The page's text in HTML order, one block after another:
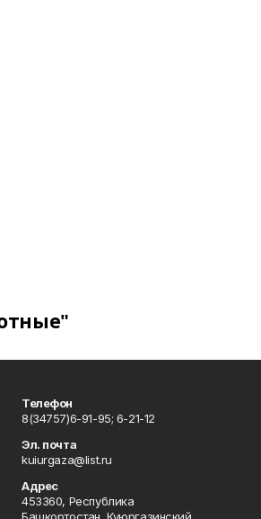
Телефон
8(34757)6-91-95; 6-21-12
Эл. почта
kuiurgaza@list.ru
Адрес
453360, Республика